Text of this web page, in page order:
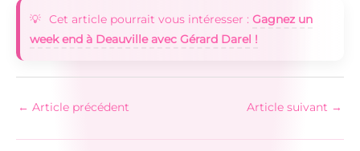
Cet article pourrait vous intéresser : Gagnez un
week end à Deauville avec Gérard Darel !
← Article précédent Article suivant →